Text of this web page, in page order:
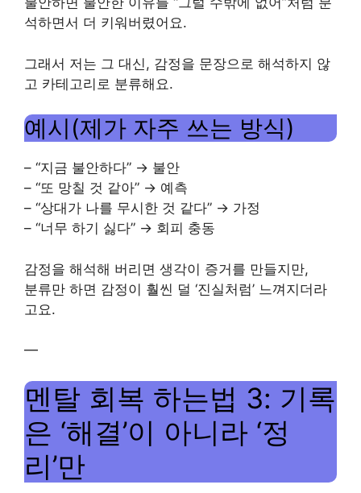
석하면서 더 키워버렸어요.
그래서 저는 그 대신, 감정을 문장으로 해석하지 않
고 카테고리로 분류해요.
예시(제가 자주 쓰는 방식)
– “지금 불안하다” → 불안
– “또 망칠 것 같아” → 예측
– “상대가 나를 무시한 것 같다” → 가정
– “너무 하기 싫다” → 회피 충동
감정을 해석해 버리면 생각이 증거를 만들지만,
분류만 하면 감정이 훨씬 덜 ‘진실처럼’ 느껴지더라
고요.
—
멘탈 회복 하는법 3: 기록
은 ‘해결’이 아니라 ‘정
리’만